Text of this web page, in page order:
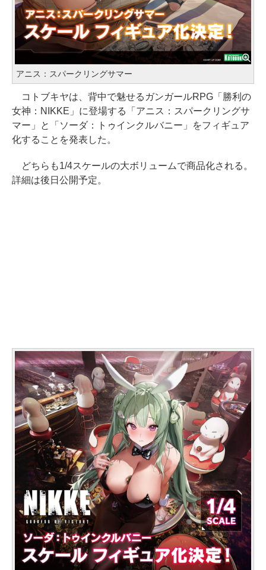
アニス：スパークリングサマー
コトブキヤは、背中で魅せるガンガールRPG「勝利の
女神：NIKKE」に登場する「アニス：スパークリングサ
マー」と「ソーダ：トゥインクルバニー」をフィギュア
化することを発表した。
どちらも1/4スケールの大ボリュームで商品化される。
詳細は後日公開予定。